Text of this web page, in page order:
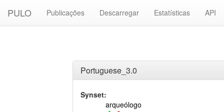
PULO Publicações Descarregar Estatísticas API
Portuguese_3.0
Synset:
arqueólogo